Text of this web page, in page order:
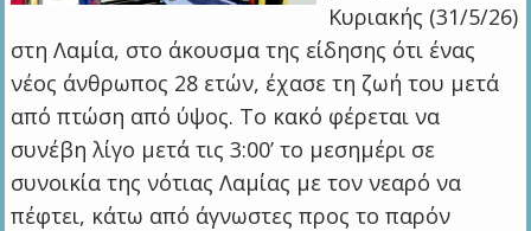
Κυριακής (31/5/26)
στη Λαμία, στο άκουσμα της είδησης ότι ένας
νέος άνθρωπος 28 ετών, έχασε τη ζωή του μετά
από πτώση από ύψος. Το κακό φέρεται να
συνέβη λίγο μετά τις 3:00’ το μεσημέρι σε
συνοικία της νότιας Λαμίας με τον νεαρό να
πέφτει, κάτω από άγνωστες προς το παρόν